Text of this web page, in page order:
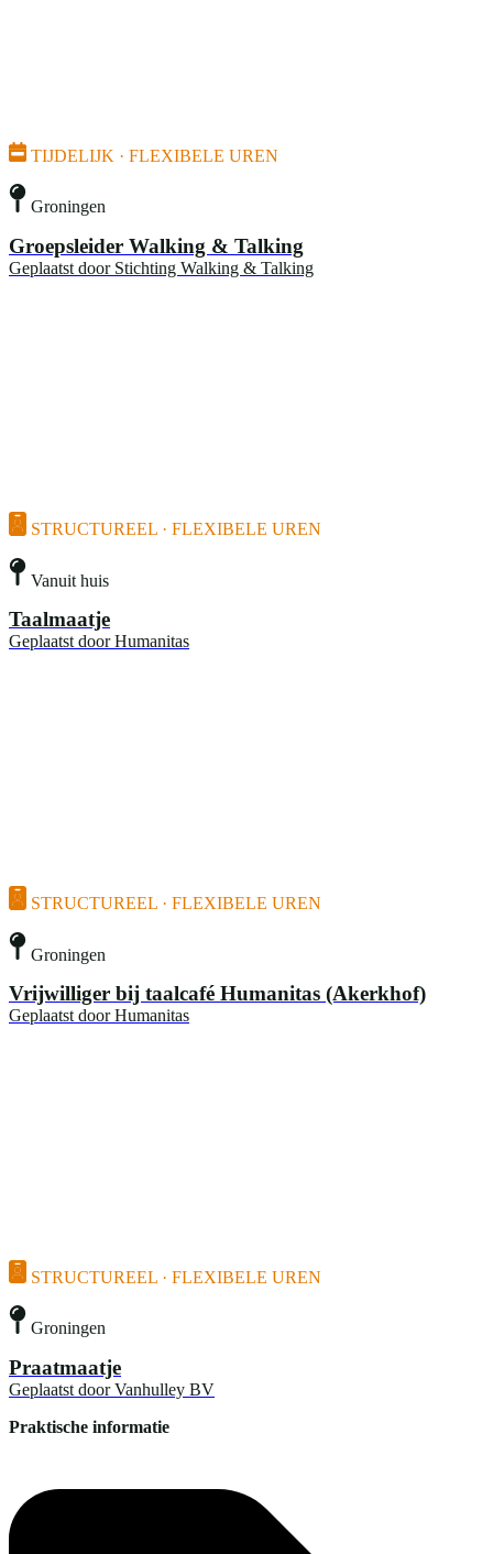
TIJDELIJK · FLEXIBELE UREN
Groningen
Groepsleider Walking & Talking
Geplaatst door Stichting Walking & Talking
STRUCTUREEL · FLEXIBELE UREN
Vanuit huis
Taalmaatje
Geplaatst door Humanitas
STRUCTUREEL · FLEXIBELE UREN
Groningen
Vrijwilliger bij taalcafé Humanitas (Akerkhof)
Geplaatst door Humanitas
STRUCTUREEL · FLEXIBELE UREN
Groningen
Praatmaatje
Geplaatst door Vanhulley BV
Praktische informatie